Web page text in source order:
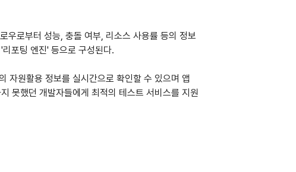
로부터 성능, 충돌 여부, 리소스 사용률 등의 정보
포팅 엔진' 등으로 구성된다.
원활용 정보를 실시간으로 확인할 수 있으며 앱
못했던 개발자들에게 최적의 테스트 서비스를 지원